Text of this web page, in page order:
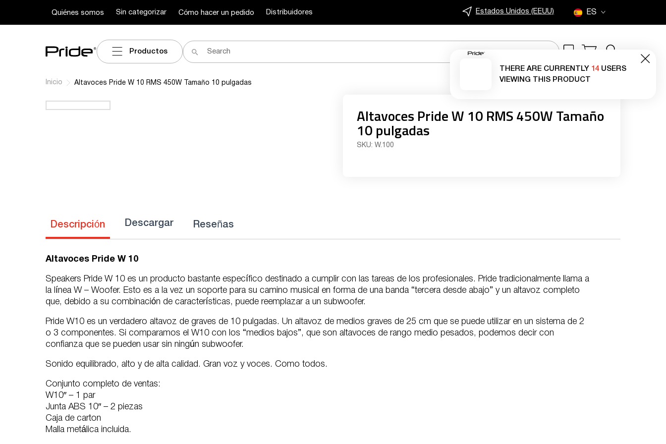
Quiénes somos Sin categorizar Cómo hacer un pedido Distribuidores Estados Unidos (EEUU) ES
Productos
Inicio Altavoces Pride W 10 RMS 450W Tamaño 10 pulgadas
Altavoces Pride W 10 RMS 450W Tamaño
10 pulgadas
SKU: W.100
Descripción Descargar Reseñas
Altavoces Pride W 10
Speakers Pride W 10 es un producto bastante específico destinado a cumplir con las tareas de los profesionales. Pride tradicionalmente llama a
la línea W – Woofer. Esto es a la vez un soporte para su camino musical en forma de una banda “tercera desde abajo” y un altavoz completo
que, debido a su combinación de características, puede reemplazar a un subwoofer.
Pride W10 es un verdadero altavoz de graves de 10 pulgadas. Un altavoz de medios graves de 25 cm que se puede utilizar en un sistema de 2
o 3 componentes. Si comparamos el W10 con los “medios bajos”, que son altavoces de rango medio pesados, podemos decir con
confianza que se pueden usar sin ningún subwoofer.
Sonido equilibrado, alto y de alta calidad. Gran voz y voces. Como todos.
Conjunto completo de ventas:
W10″ – 1 par
Junta ABS 10″ – 2 piezas
Caja de carton
Malla metálica incluida.
THERE ARE CURRENTLY 14 USERS
VIEWING THIS PRODUCT